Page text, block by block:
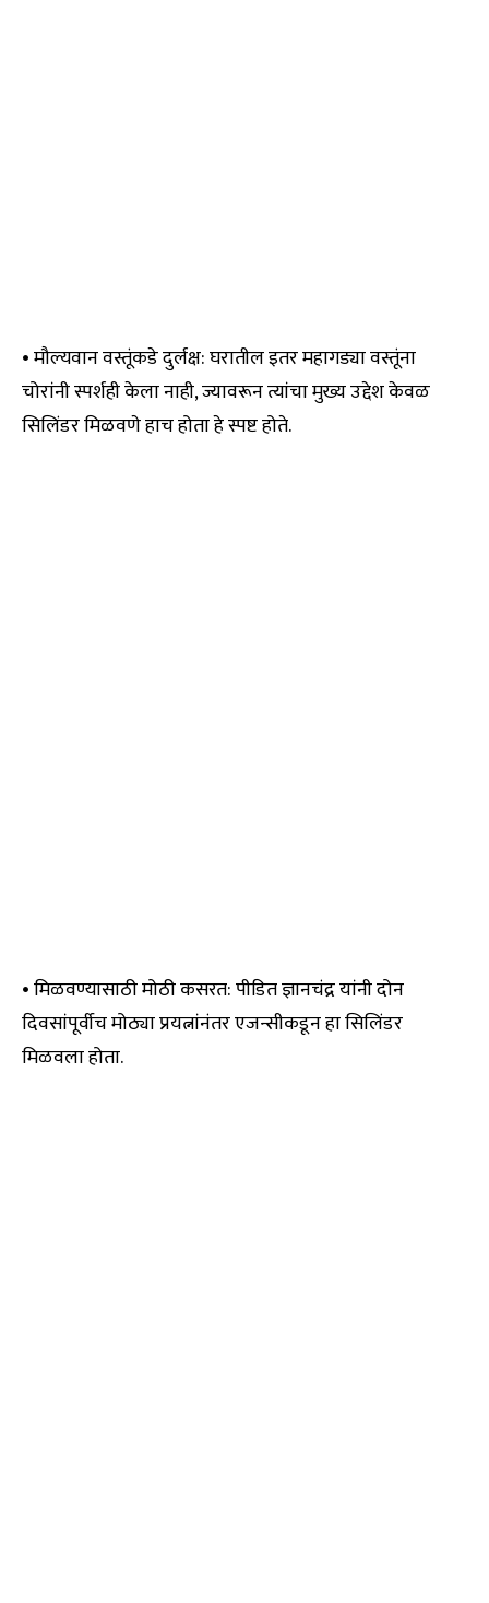
• मौल्यवान वस्तूंकडे दुर्लक्ष: घरातील इतर महागड्या वस्तूंना
चोरांनी स्पर्शही केला नाही, ज्यावरून त्यांचा मुख्य उद्देश केवळ
सिलिंडर मिळवणे हाच होता हे स्पष्ट होते.
• मिळवण्यासाठी मोठी कसरत: पीडित ज्ञानचंद्र यांनी दोन
दिवसांपूर्वीच मोठ्या प्रयत्नांनंतर एजन्सीकडून हा सिलिंडर
मिळवला होता.